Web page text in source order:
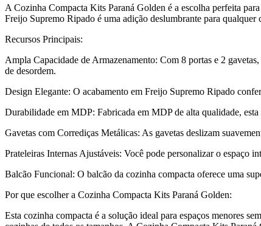
A Cozinha Compacta Kits Paraná Golden é a escolha perfeita
Freijo Supremo Ripado é uma adição deslumbrante para qualquer
Recursos Principais:
Ampla Capacidade de Armazenamento: Com 8 portas e 2
de desordem.
Design Elegante: O acabamento em Freijo Supremo Ripado
Durabilidade em MDP: Fabricada em MDP de alta qualidade,
Gavetas com Corrediças Metálicas: As gavetas deslizam
Prateleiras Internas Ajustáveis: Você pode personalizar o espaço
Balcão Funcional: O balcão da cozinha compacta oferece uma
Por que escolher a Cozinha Compacta Kits Paraná Golden:
Esta cozinha compacta é a solução ideal para espaços menores